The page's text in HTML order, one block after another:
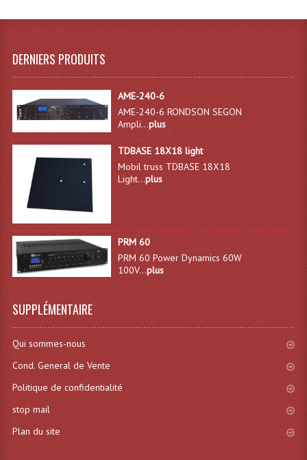
Système Boucle Magnétique
Angle AG20 Structure Contest
Angle AG29 Structure Contest
Angle DECO22Q Structure Contest
Angle DECOTRI Structure Contest
Angles Structure ASD SZ 290
Angles Structure Duo290
Angles Structure TRIO290
DERNIERS PRODUITS
AME-240-6
AME-240-6 RONDSON SEGON
Ampli...plus
TDBASE 18X18 light
Mobil truss TDBASE 18X18
Light...plus
PRM 60
PRM 60 Power Dynamics 60W
100V...plus
SUPPLÉMENTAIRE
Qui sommes-nous
Cond. General de Vente
Politique de confidentialité
stop mail
Plan du site